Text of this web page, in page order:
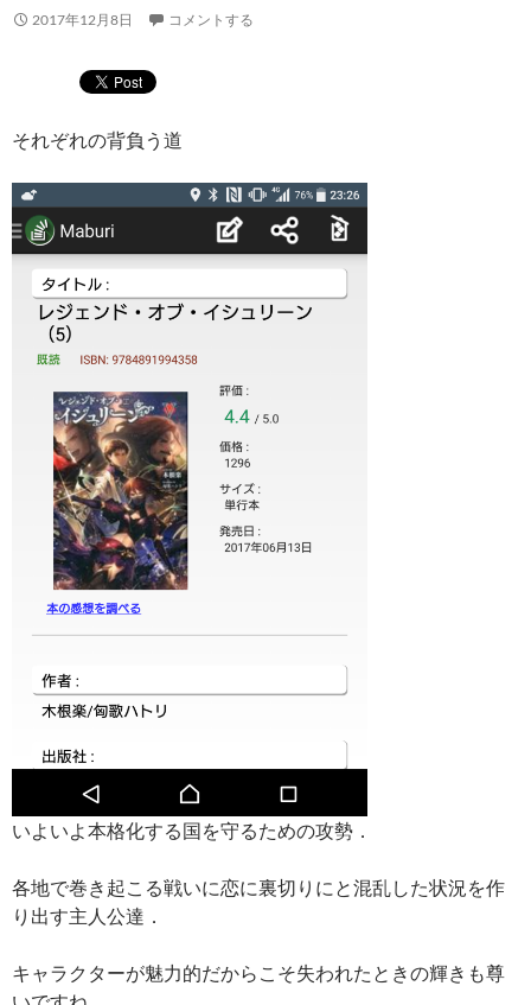
2017年12月8日 コメントする
それぞれの背負う道
いよいよ本格化する国を守るための攻勢．
各地で巻き起こる戦いに恋に裏切りにと混乱した状況を作
り出す主人公達．
キャラクターが魅力的だからこそ失われたときの輝きも尊
いですね．